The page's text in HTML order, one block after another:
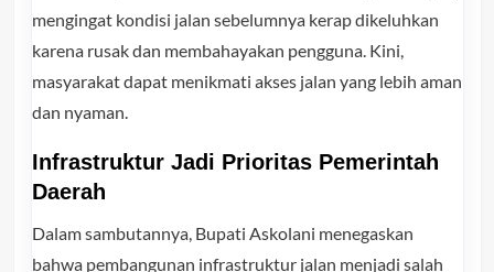
mengingat kondisi jalan sebelumnya kerap dikeluhkan
karena rusak dan membahayakan pengguna. Kini,
masyarakat dapat menikmati akses jalan yang lebih aman
dan nyaman.
Infrastruktur Jadi Prioritas Pemerintah
Daerah
Dalam sambutannya, Bupati Askolani menegaskan
bahwa pembangunan infrastruktur jalan menjadi salah